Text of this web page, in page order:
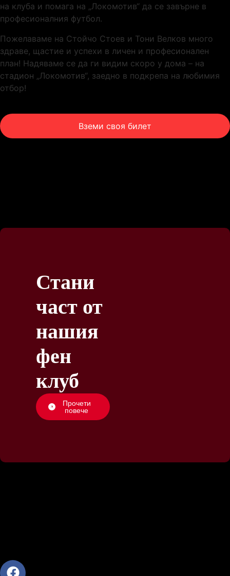
на клуба и помага на „Локомотив“ да се завърне в
професионалния футбол.
Пожелаваме на Стойчо Стоев и Тони Велков много
здраве, щастие и успехи в личен и професионален
план! Надяваме се да ги видим скоро у дома – на
стадион „Локомотив“, заедно в подкрепа на любимия
отбор!
Вземи своя билет
Стани
част от
нашия
фен
клуб
Прочети
повече